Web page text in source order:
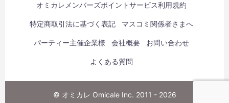
オミカレメンバーズポイントサービス利用規約
特定商取引法に基づく表記 マスコミ関係者さまへ
パーティー主催企業様 会社概要 お問い合わせ
よくある質問
© オミカレ Omicale Inc. 2011 - 2026